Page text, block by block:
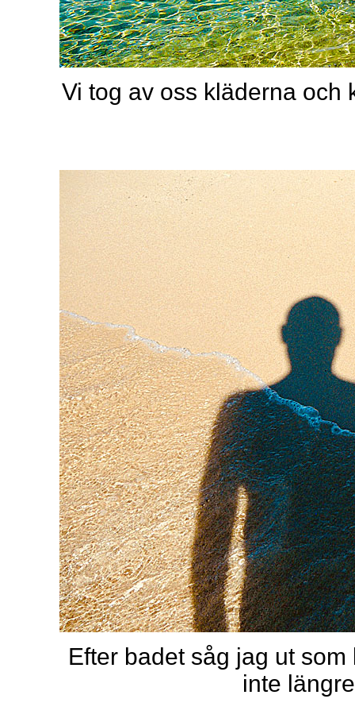
Vi tog av oss kläderna och
Efter badet såg jag ut
inte